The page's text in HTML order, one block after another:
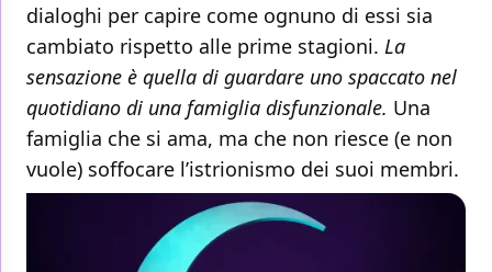
dialoghi per capire come ognuno di essi sia
cambiato rispetto alle prime stagioni. La
sensazione è quella di guardare uno spaccato nel
quotidiano di una famiglia disfunzionale. Una
famiglia che si ama, ma che non riesce (e non
vuole) soffocare l’istrionismo dei suoi membri.